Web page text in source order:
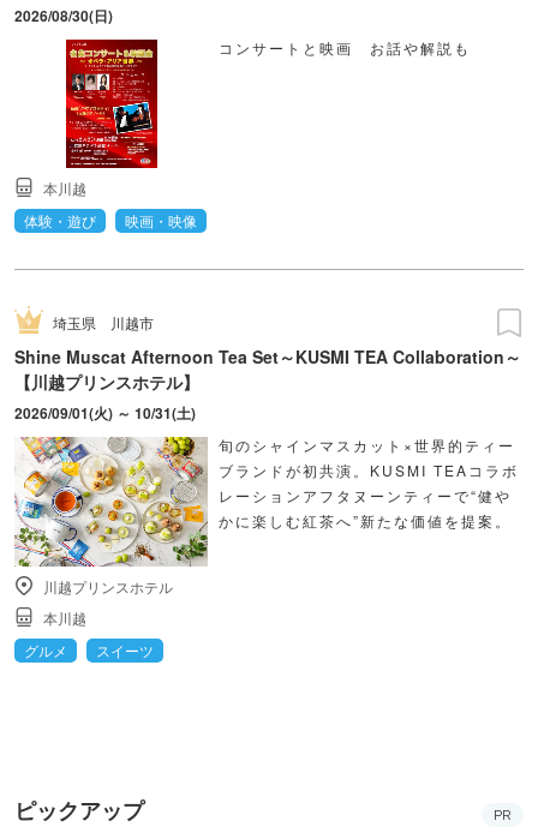
2026/08/30(日)
コンサートと映画 お話や解説も
本川越
体験・遊び
映画・映像
埼玉県 川越市
Shine Muscat Afternoon Tea Set～KUSMI TEA Collaboration～
【川越プリンスホテル】
2026/09/01(火) ～ 10/31(土)
旬のシャインマスカット×世界的ティー
ブランドが初共演。KUSMI TEAコラボ
レーションアフタヌーンティーで“健や
かに楽しむ紅茶へ”新たな価値を提案。
川越プリンスホテル
本川越
グルメ
スイーツ
ピックアップ PR